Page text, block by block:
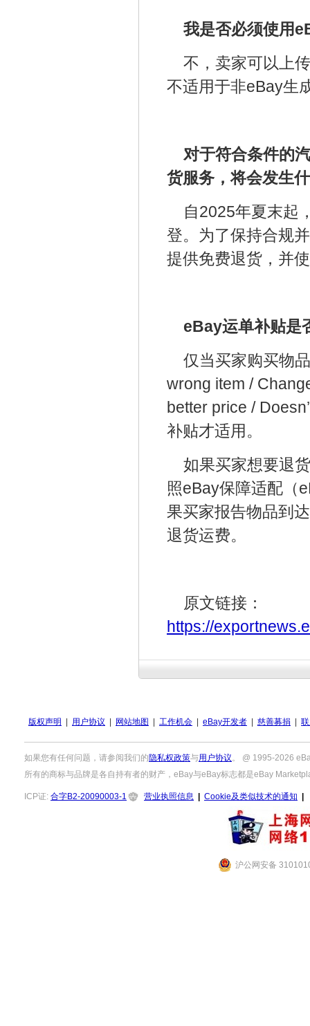
我是否必须使用
不，卖家可以上
不适用于非eBay生
对于符合条件的
货服务，将会发生
自2025年夏末起
登。为了保持合规
提供免费退货，并
eBay运单补贴是
仅当买家购买物
wrong item /
better price /
补贴才适用。
如果买家想要退
照eBay保障适配（
果买家报告物品到
退货运费。
原文链接：
https://
版权声明 用户协议 网站地图 工作机会 eBay开发者 慈善募捐
如果您有任何问题，请参阅我们的隐私权政策与用户协议。 @ 1995-2026
所有的商标与品牌是各自持有者的财产，eBay与eBay标志都是eBay
ICP证: 合字B2-20090003-1 营业执照信息 Cookie及类似技术的通知
沪公网安备